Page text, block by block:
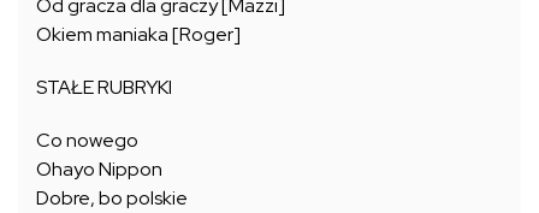
Od gracza dla graczy [Mazzi]
Okiem maniaka [Roger]
STAŁE RUBRYKI
Co nowego
Ohayo Nippon
Dobre, bo polskie